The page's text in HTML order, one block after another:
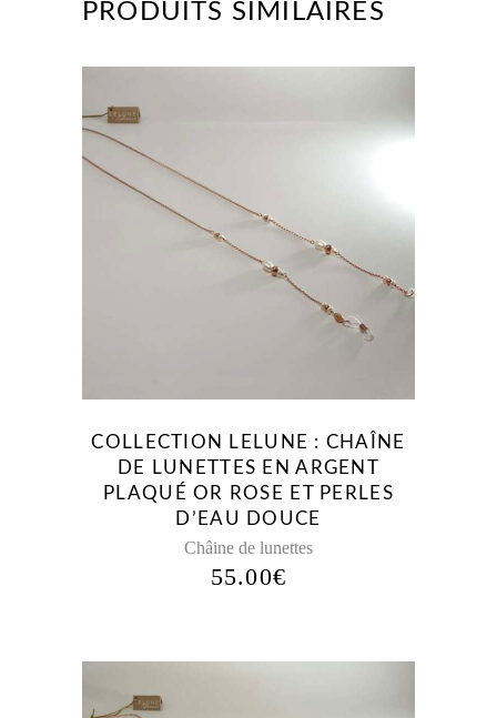
PRODUITS SIMILAIRES
COLLECTION LELUNE : CHAÎNE
DE LUNETTES EN ARGENT
PLAQUÉ OR ROSE ET PERLES
D’EAU DOUCE
Châine de lunettes
55.00€